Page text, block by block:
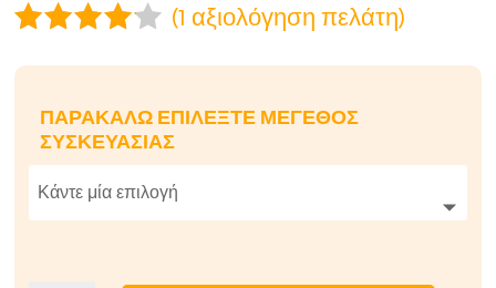
γήθηκε
με4.00
από 5
με βάση
βαθμολο
γία
(1 αξιολόγηση πελάτη)
ΠΑΡΑΚΑΛΏ ΕΠΙΛΈΞΤΕ ΜΈΓΕΘΟΣ
ΣΥΣΚΕΥΑΣΊΑΣ